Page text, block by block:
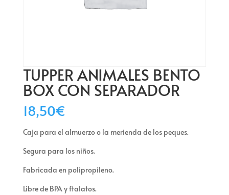
TUPPER ANIMALES BENTO
BOX CON SEPARADOR
18,50€
Caja para el almuerzo o la merienda de los peques.
Segura para los niños.
Fabricada en polipropileno.
Libre de BPA y ftalatos.